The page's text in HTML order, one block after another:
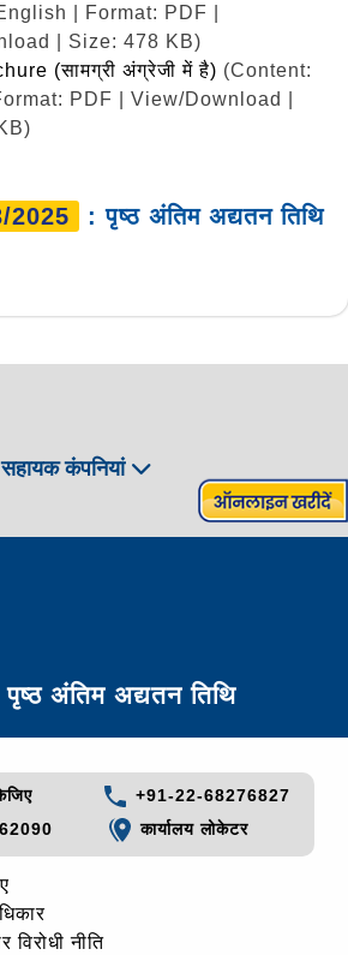
| Format: PDF |
| Size: 478 KB)
(सामग्री अंग्रेजी में है) (Content:
PDF | View/Download |
2025 : पृष्ठ अंतिम अद्यतन तिथि
कंपनियां
अंतिम अद्यतन तिथि
+91-22-68276827
कार्यालय लोकेटर
विरोधी नीति